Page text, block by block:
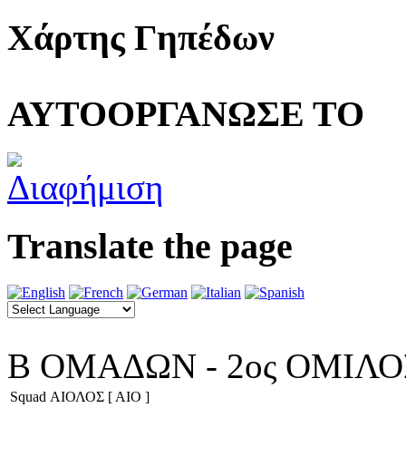
Χάρτης Γηπέδων
ΑΥΤΟΟΡΓΑΝΩΣΕ ΤΟ
Translate the page
Β ΟΜΑΔΩΝ - 2ος
Squad ΑΙΟΛΟΣ [ ΑΙΟ ]